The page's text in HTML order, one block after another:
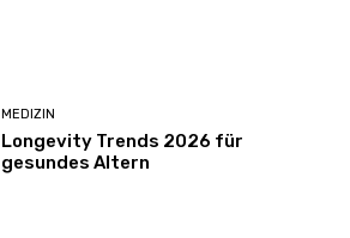
MEDIZIN
Longevity Trends 2026 für
gesundes Altern